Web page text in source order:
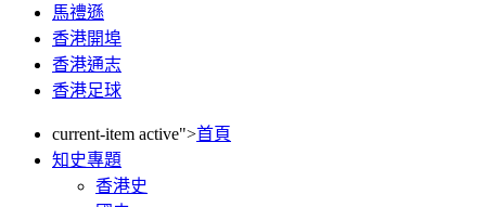
馬禮遜
香港開埠
香港通志
香港足球
current-item active">首頁
知史專題
香港史